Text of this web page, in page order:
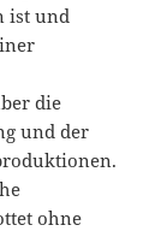
ist und
die
und der
ohne